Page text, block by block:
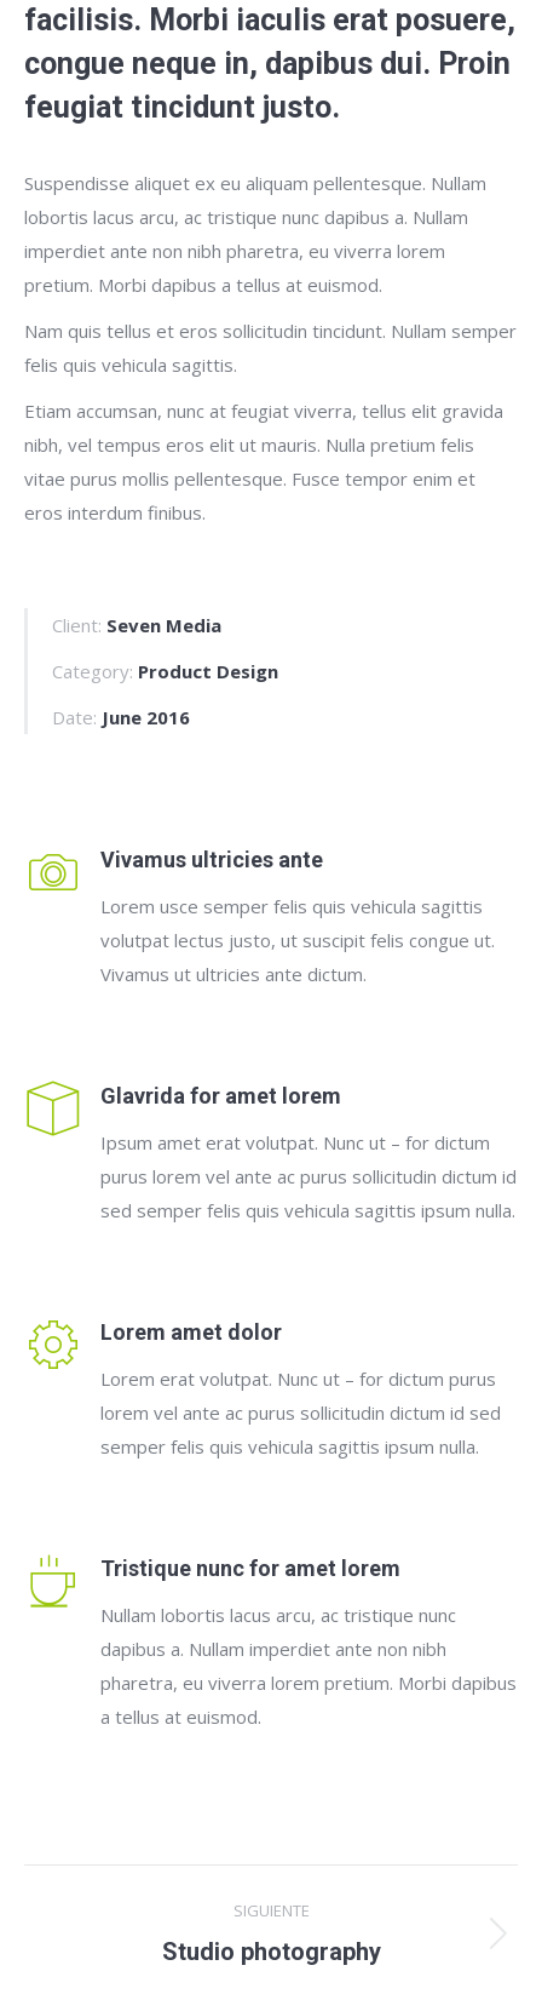
facilisis. Morbi iaculis erat posuere,
congue neque in, dapibus dui. Proin
feugiat tincidunt justo.
Suspendisse aliquet ex eu aliquam pellentesque. Nullam
lobortis lacus arcu, ac tristique nunc dapibus a. Nullam
imperdiet ante non nibh pharetra, eu viverra lorem
pretium. Morbi dapibus a tellus at euismod.
Nam quis tellus et eros sollicitudin tincidunt. Nullam semper
felis quis vehicula sagittis.
Etiam accumsan, nunc at feugiat viverra, tellus elit gravida
nibh, vel tempus eros elit ut mauris. Nulla pretium felis
vitae purus mollis pellentesque. Fusce tempor enim et
eros interdum finibus.
Client: Seven Media
Category: Product Design
Date: June 2016
Vivamus ultricies ante
Lorem usce semper felis quis vehicula sagittis
volutpat lectus justo, ut suscipit felis congue ut.
Vivamus ut ultricies ante dictum.
Glavrida for amet lorem
Ipsum amet erat volutpat. Nunc ut – for dictum
purus lorem vel ante ac purus sollicitudin dictum id
sed semper felis quis vehicula sagittis ipsum nulla.
Lorem amet dolor
Lorem erat volutpat. Nunc ut – for dictum purus
lorem vel ante ac purus sollicitudin dictum id sed
semper felis quis vehicula sagittis ipsum nulla.
Tristique nunc for amet lorem
Nullam lobortis lacus arcu, ac tristique nunc
dapibus a. Nullam imperdiet ante non nibh
pharetra, eu viverra lorem pretium. Morbi dapibus
a tellus at euismod.
SIGUIENTE
Studio photography